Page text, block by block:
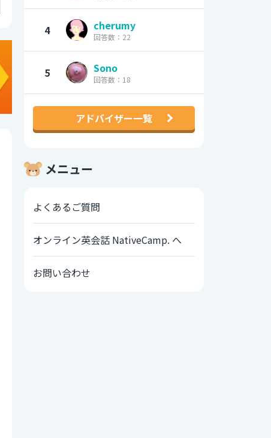
4 cherumy
回答数：22
5 Sono
回答数：18
アドバイザー一覧
メニュー
よくあるご質問
オンライン英会話 NativeCamp. へ
お問い合わせ